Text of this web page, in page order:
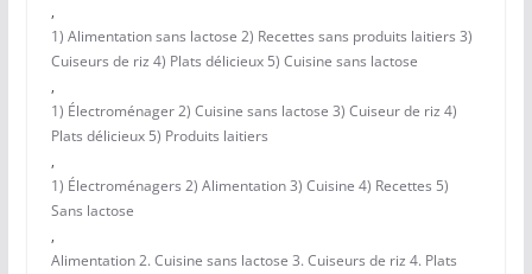
,
1) Alimentation sans lactose 2) Recettes sans produits laitiers 3)
Cuiseurs de riz 4) Plats délicieux 5) Cuisine sans lactose
,
1) Électroménager 2) Cuisine sans lactose 3) Cuiseur de riz 4)
Plats délicieux 5) Produits laitiers
,
1) Électroménagers 2) Alimentation 3) Cuisine 4) Recettes 5)
Sans lactose
,
Alimentation 2. Cuisine sans lactose 3. Cuiseurs de riz 4. Plats